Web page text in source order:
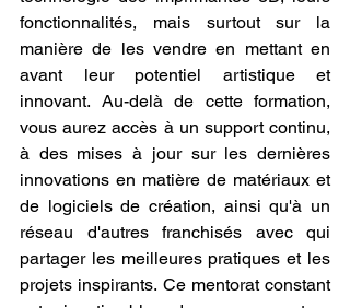
fonctionnalités, mais surtout sur la
manière de les vendre en mettant en
avant leur potentiel artistique et
innovant. Au-delà de cette formation,
vous aurez accès à un support continu,
à des mises à jour sur les dernières
innovations en matière de matériaux et
de logiciels de création, ainsi qu'à un
réseau d'autres franchisés avec qui
partager les meilleures pratiques et les
projets inspirants. Ce mentorat constant